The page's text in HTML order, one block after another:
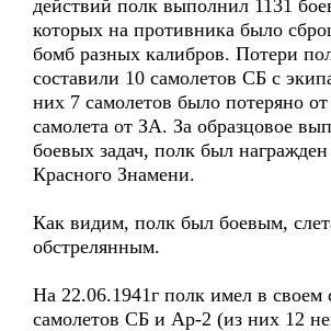
действий полк выполнил 1131
которых на противника было
бомб разных калибров. Потери
составили 10 самолетов СБ с
них 7 самолетов было потеряно
самолета от ЗА. За образцовое
боевых задач, полк был
Красного Знамени.
Как видим, полк был боевым,
обстрелянным.
На 22.06.1941г полк имел в своем
самолетов СБ и Ар-2 (из них 12